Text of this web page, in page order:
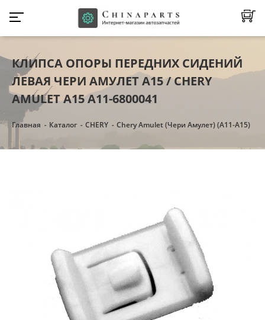
КЛИПСА ОПОРЫ ПЕРЕДНИХ СИДЕНИЙ
ЛЕВАЯ ЧЕРИ АМУЛЕТ А15 / CHERY
AMULET A15 A11-6800041
Главная Каталог CHERY Chery Amulet (Чери Амулет) (А11-А15)